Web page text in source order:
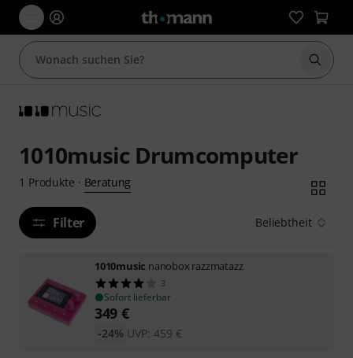
Suche
1010music Drumcomputer
1 Produkte · Beratung
Filter Beliebtheit
1010music nanobox razzmatazz
3
Sofort lieferbar
349 €
UVP: 459 €
-24%